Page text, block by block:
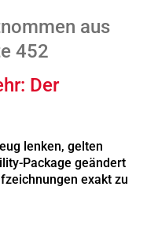
aus
452
Der
lenken, gelten
Package geändert
exakt zu